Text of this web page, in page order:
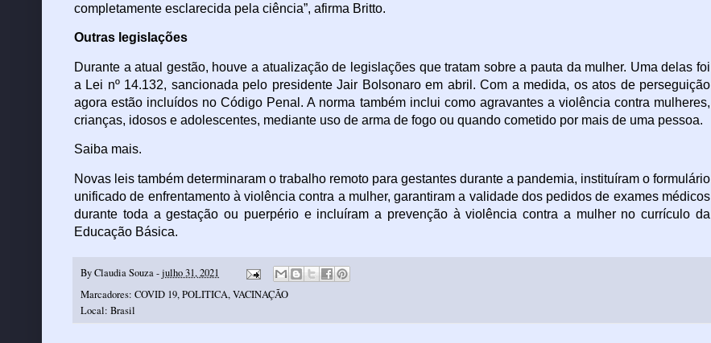
completamente esclarecida pela ciência”, afirma Britto.
Outras legislações
Durante a atual gestão, houve a atualização de legislações que tratam sobre a pauta da mulher. Uma delas foi
a Lei nº 14.132, sancionada pelo presidente Jair Bolsonaro em abril. Com a medida, os atos de perseguição
agora estão incluídos no Código Penal. A norma também inclui como agravantes a violência contra mulheres,
crianças, idosos e adolescentes, mediante uso de arma de fogo ou quando cometido por mais de uma pessoa.
Saiba mais.
Novas leis também determinaram o trabalho remoto para gestantes durante a pandemia, instituíram o formulário
unificado de enfrentamento à violência contra a mulher, garantiram a validade dos pedidos de exames médicos
durante toda a gestação ou puerpério e incluíram a prevenção à violência contra a mulher no currículo da
Educação Básica.
ByClaudia Souza-julho 31, 2021
Marcadores: COVID 19,POLITICA,VACINAÇÃO
Local: Brasil